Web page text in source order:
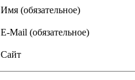
Имя (обязательное)
E-Mail (обязательное)
Сайт